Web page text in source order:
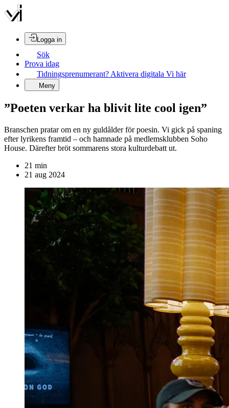
Logga in
Sök
Prova idag
Tidningsprenumerant? Aktivera digitala Vi här
Meny
”Poeten verkar ha blivit lite cool igen”
Branschen pratar om en ny guldålder för poesin. Vi gick på spaning
efter lyrikens framtid – och hamnade på medlemsklubben Soho
House. Därefter bröt sommarens stora kulturdebatt ut.
21 min
21 aug 2024